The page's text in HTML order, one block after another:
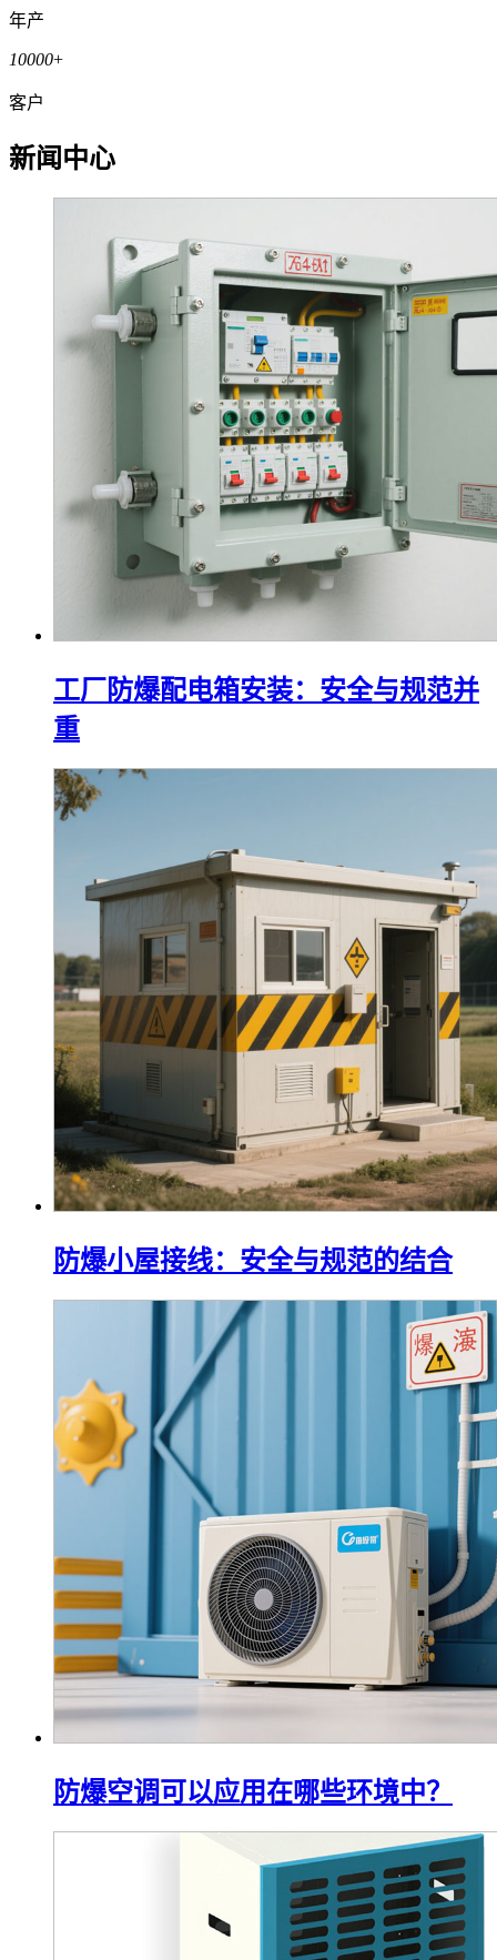
年产
10000+
客户
新闻中心
工厂防爆配电箱安装：安全与规范并
重
防爆小屋接线：安全与规范的结合
防爆空调可以应用在哪些环境中？